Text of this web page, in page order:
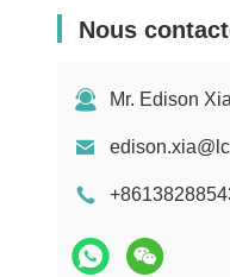
Nous
Mr. Edison Xia